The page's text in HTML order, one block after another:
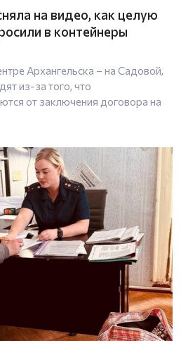
на видео, как целую
в контейнеры
Архангельска – на Садовой,
из-за того, что
от заключения договора на